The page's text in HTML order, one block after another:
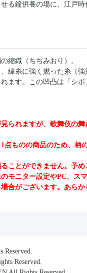
せる鐘供養の場に、江戸
縮織（ちぢみおり）。
緯糸に強く撚った糸（
ます。この凹凸は「シボ
られますが、歌舞伎の
ものの商品のため、柄
ことができません。予め
モニター設定やPC、ス
合がございます。あらか
Reserved.